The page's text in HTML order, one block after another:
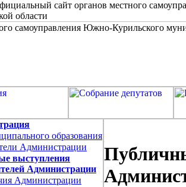
сайт органов местного
области
образования
Администрации
выступления
Администрации
Администрации